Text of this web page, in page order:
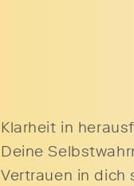
Klarheit in
Deine
Vertrauen in dich